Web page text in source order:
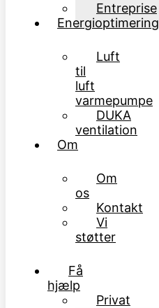
Entreprise
Energioptimering
Luft
til
luft
varmepumpe
DUKA
ventilation
Om
Om
os
Kontakt
Vi
støtter
Få
hjælp
Privat